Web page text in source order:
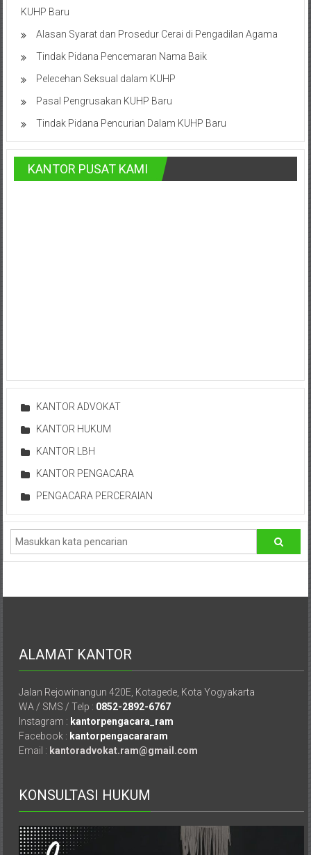
Sorong,
Papua,
Bekasi,
Pengacara
Pajak,
Pengacara
Perusahaan,
Law
Firm
Kantor
Jogja,
Lawyer,
Advokat,
Pengacara
Perceraian
Bantul,
Klaten,
Magelang,
Semarang,
Jakarta,
Bali,
Surabaya,
Mungkid,
Purworejo,
Daerah
Istimewa
KUHP Baru
Alasan Syarat dan Prosedur Cerai di Pengadilan Agama
Tindak Pidana Pencemaran Nama Baik
Pelecehan Seksual dalam KUHP
Pasal Pengrusakan KUHP Baru
Tindak Pidana Pencurian Dalam KUHP Baru
KANTOR PUSAT KAMI
KANTOR ADVOKAT
KANTOR HUKUM
KANTOR LBH
KANTOR PENGACARA
PENGACARA PERCERAIAN
ALAMAT KANTOR
Jalan Rejowinangun 420E, Kotagede, Kota Yogyakarta
WA / SMS / Telp : 0852-2892-6767
Instagram : kantorpengacara_ram
Facebook : kantorpengacararam
Email : kantoradvokat.ram@gmail.com
KONSULTASI HUKUM